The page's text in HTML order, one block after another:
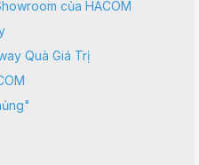
của HACOM
Quà Giá Trị